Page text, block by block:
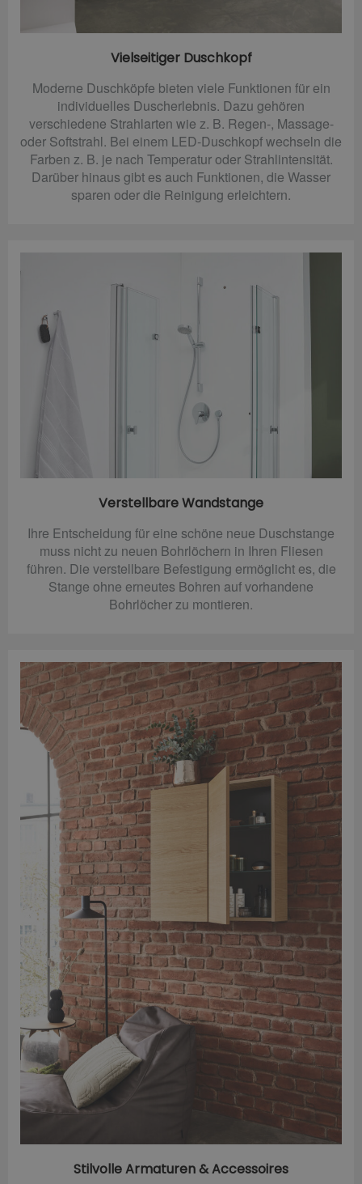
Vielseitiger Duschkopf
Moderne Duschköpfe bieten viele Funktionen für ein
individuelles Duscherlebnis. Dazu gehören
verschiedene Strahlarten wie z. B. Regen-, Massage-
oder Softstrahl. Bei einem LED-Duschkopf wechseln die
Farben z. B. je nach Temperatur oder Strahlintensität.
Darüber hinaus gibt es auch Funktionen, die Wasser
sparen oder die Reinigung erleichtern.
Verstellbare Wandstange
Ihre Entscheidung für eine schöne neue Duschstange
muss nicht zu neuen Bohrlöchern in Ihren Fliesen
führen. Die verstellbare Befestigung ermöglicht es, die
Stange ohne erneutes Bohren auf vorhandene
Bohrlöcher zu montieren.
Stilvolle Armaturen & Accessoires